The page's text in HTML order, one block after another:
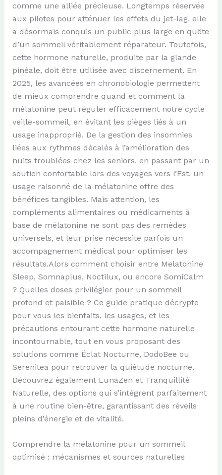
comme une alliée précieuse. Longtemps réservée
aux pilotes pour atténuer les effets du jet-lag, elle
a désormais conquis un public plus large en quête
d’un sommeil véritablement réparateur. Toutefois,
cette hormone naturelle, produite par la glande
pinéale, doit être utilisée avec discernement. En
2025, les avancées en chronobiologie permettent
de mieux comprendre quand et comment la
mélatonine peut réguler efficacement notre cycle
veille-sommeil, en évitant les pièges liés à un
usage inapproprié. De la gestion des insomnies
liées aux rythmes décalés à l’amélioration des
nuits troublées chez les seniors, en passant par un
soutien confortable lors des voyages vers l’Est, un
usage raisonné de la mélatonine offre des
bénéfices tangibles. Mais attention, les
compléments alimentaires ou médicaments à
base de mélatonine ne sont pas des remèdes
universels, et leur prise nécessite parfois un
accompagnement médical pour optimiser les
résultats.Alors comment choisir entre Melatonine
Sleep, Somnaplus, Noctilux, ou encore SomiCalm
? Quelles doses privilégier pour un sommeil
profond et paisible ? Ce guide pratique décrypte
pour vous les bienfaits, les usages, et les
précautions entourant cette hormone naturelle
incontournable, tout en vous proposant des
solutions comme Éclat Nocturne, DodoBee ou
Serenitea pour retrouver la quiétude nocturne.
Découvrez également LunaZen et Tranquillité
Naturelle, des options qui s’intègrent parfaitement
à une routine bien-être, garantissant des réveils
pleins d’énergie et de vitalité.
Comprendre la mélatonine pour un sommeil
optimisé : mécanismes et sources naturelles